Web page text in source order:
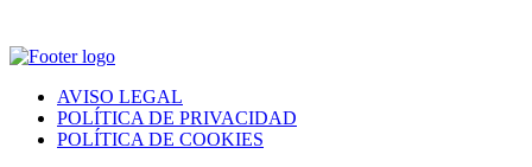
AVISO LEGAL
POLÍTICA DE PRIVACIDAD
POLÍTICA DE COOKIES